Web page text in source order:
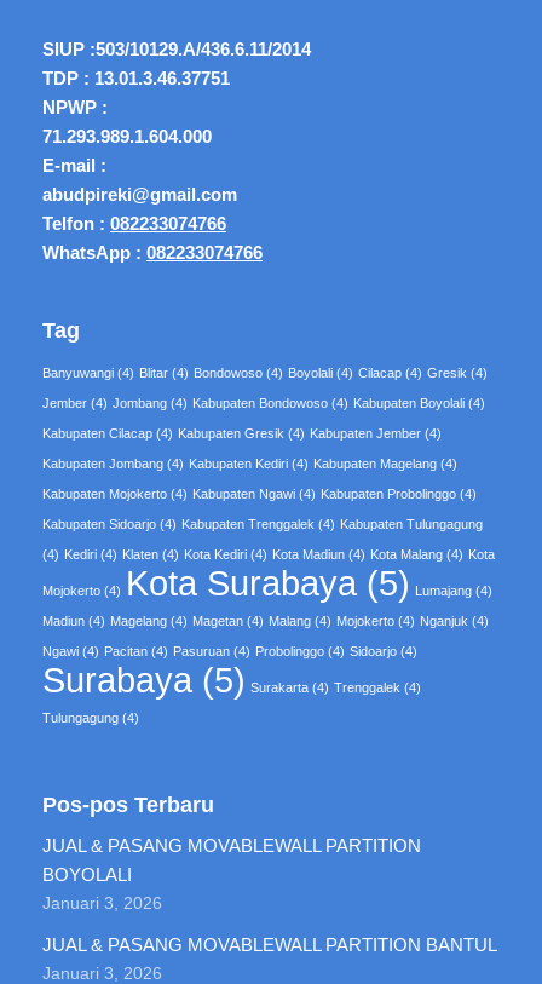
SIUP :503/10129.A/436.6.11/2014
TDP : 13.01.3.46.37751
NPWP :
71.293.989.1.604.000
E-mail :
abudpireki@gmail.com
Telfon : 082233074766
WhatsApp : 082233074766
Tag
Banyuwangi (4) Blitar (4) Bondowoso (4) Boyolali (4) Cilacap (4) Gresik (4)
Jember (4) Jombang (4) Kabupaten Bondowoso (4) Kabupaten Boyolali (4)
Kabupaten Cilacap (4) Kabupaten Gresik (4) Kabupaten Jember (4)
Kabupaten Jombang (4) Kabupaten Kediri (4) Kabupaten Magelang (4)
Kabupaten Mojokerto (4) Kabupaten Ngawi (4) Kabupaten Probolinggo (4)
Kabupaten Sidoarjo (4) Kabupaten Trenggalek (4) Kabupaten Tulungagung
(4) Kediri (4) Klaten (4) Kota Kediri (4) Kota Madiun (4) Kota Malang (4) Kota
Mojokerto (4) Kota Surabaya (5) Lumajang (4)
Madiun (4) Magelang (4) Magetan (4) Malang (4) Mojokerto (4) Nganjuk (4)
Ngawi (4) Pacitan (4) Pasuruan (4) Probolinggo (4) Sidoarjo (4)
Surabaya (5) Surakarta (4) Trenggalek (4)
Tulungagung (4)
Pos-pos Terbaru
JUAL & PASANG MOVABLEWALL PARTITION
BOYOLALI
Januari 3, 2026
JUAL & PASANG MOVABLEWALL PARTITION BANTUL
Januari 3, 2026